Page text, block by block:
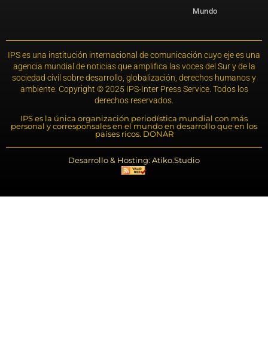
Mundo
IPS es una institución internacional de comunicación cuyo eje es una
agencia mundial de noticias que amplifica las voces del Sur y de la
sociedad civil sobre desarrollo, globalización, derechos humanos y
ambiente. Copyright © 2025 IPS-Inter Press Service. Todos los
derechos reservados.
IPS es la única organización periodística mundial con más
personal y corresponsales en el mundo en desarrollo que en los
países ricos. DONAR
Desarrollo & Hosting: Atiko.Studio